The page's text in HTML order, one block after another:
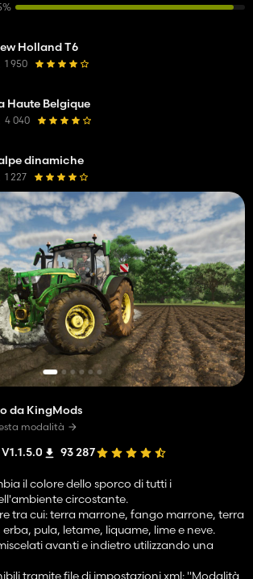
da KingMods
modalità
V1.1.5.0 93 287
il colore dello sporco di tutti i
circostante.
tra cui: terra marrone, fango marrone, terra
pula, letame, liquame, lime e neve.
avanti e indietro utilizzando una
tramite file di impostazioni xml: "Modalità
Holland T6
1 950
Haute Belgique
4 040
dinamiche
1 227